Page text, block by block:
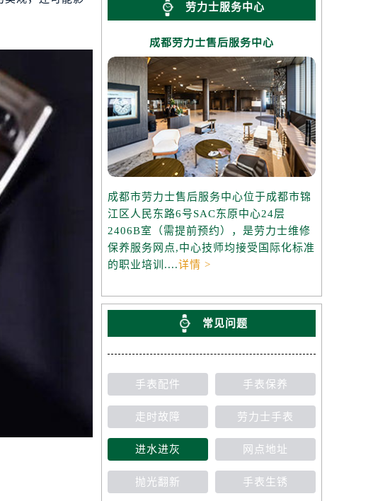
劳力士服务中心
成都劳力士售后服务中心
成都市劳力士售后服务中心位于成都市锦
江区人民东路6号SAC东原中心24层
2406B室（需提前预约），是劳力士维修
保养服务网点,中心技师均接受国际化标准
的职业培训....详情 >
常见问题
手表配件 手表保养
走时故障 劳力士手表
进水进灰 网点地址
抛光翻新 手表生锈